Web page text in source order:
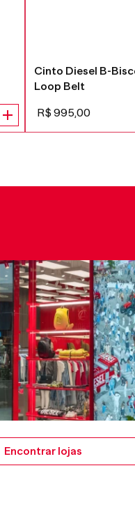
Cinto Diesel B-
Loop Belt
R$ 995,00
Encontrar lojas